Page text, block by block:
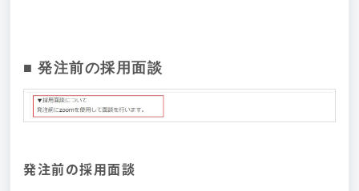
■ 発注前の採用面談
発注前の採用面談